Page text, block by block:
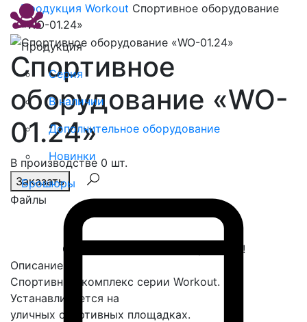
Продукция
Серия
В наличии
Дополнительное оборудование
Новинки
Брошюры
Продукция Workout Спортивное оборудование
«WO-01.24»
Спортивное
оборудование «WO-
01.24»
В производстве 0 шт.
Заказать
Файлы
Спасибо, сообщение отправлено!
Описание
Спортивный комплекс серии Workout.
Устанавливается на
уличных спортивных площадках.